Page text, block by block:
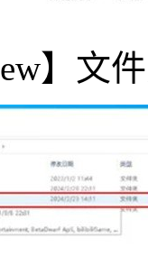
】文